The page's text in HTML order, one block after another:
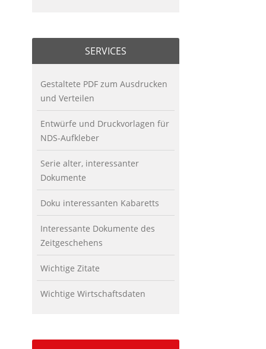
SERVICES
Gestaltete PDF zum Ausdrucken
und Verteilen
Entwürfe und Druckvorlagen für
NDS-Aufkleber
Serie alter, interessanter
Dokumente
Doku interessanten Kabaretts
Interessante Dokumente des
Zeitgeschehens
Wichtige Zitate
Wichtige Wirtschaftsdaten